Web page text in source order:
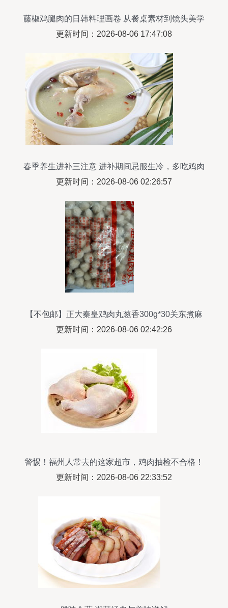
藤椒鸡腿肉的日韩料理画卷 从餐桌素材到镜头美学
更新时间：2026-08-06 17:47:08
春季养生进补三注意 进补期间忌服生冷，多吃鸡肉
类滋补佳品
更新时间：2026-08-06 02:26:57
【不包邮】正大秦皇鸡肉丸葱香300g*30关东煮麻
辣烫火锅丸子米线
更新时间：2026-08-06 02:42:26
警惕！福州人常去的这家超市，鸡肉抽检不合格！
长期食用或增加致癌风险
更新时间：2026-08-06 22:33:52